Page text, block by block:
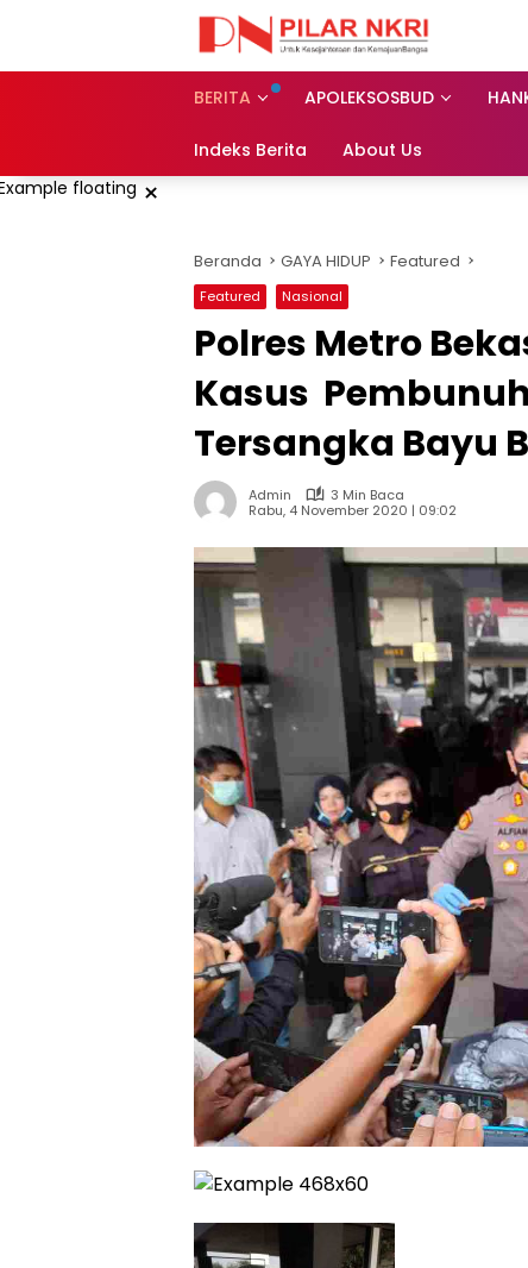
BERITA APOLEKSOSBUD
Indeks Berita About Us
×
Beranda GAYA HIDUP Featured
Featured Nasional
Polres Metro
Kasus
Tersangka Bayu
Admin
3 Min Baca
Rabu, 4 November 2020 | 09:02